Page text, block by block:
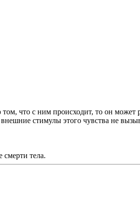
что с ним происходит, то он может
стимулы этого чувства не
тела.